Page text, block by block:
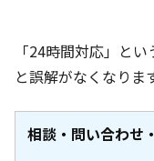
「24時間対応」と
と誤解がなくなりま
相談・問い合わせ